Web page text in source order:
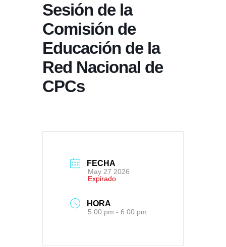
Sesión de la
Comisión de
Educación de la
Red Nacional de
CPCs
FECHA
May 27 2026
Expirado
HORA
5:00 pm - 6:00 pm